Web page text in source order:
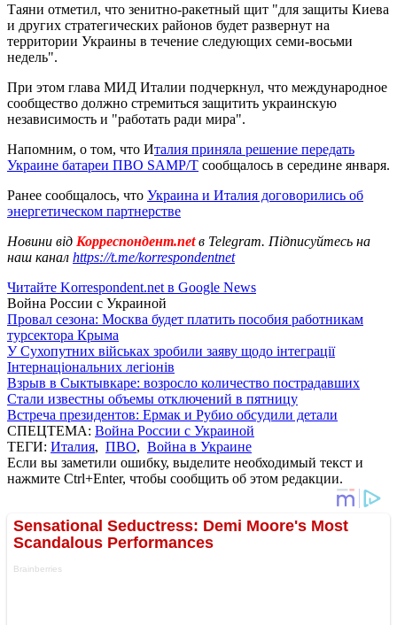
Таяни отметил, что зенитно-ракетный щит "для защиты Киева
и других стратегических районов будет развернут на
территории Украины в течение следующих семи-восьми
недель".
При этом глава МИД Италии подчеркнул, что международное
сообщество должно стремиться защитить украинскую
независимость и "работать ради мира".
Напомним, о том, что Италия приняла решение передать
Украине батареи ПВО SAMP/T сообщалось в середине января.
Ранее сообщалось, что Украина и Италия договорились об
энергетическом партнерстве
Новини від Корреспондент.netв Telegram. Підписуйтесь на
наш канал https://t.me/korrespondentnet
Читайте Korrespondent.net в Google News
Война России с Украиной
Провал сезона: Москва будет платить пособия работникам
турсектора Крыма
У Сухопутних військах зробили заяву щодо інтеграції
Інтернаціональних легіонів
Взрыв в Сыктывкаре: возросло количество пострадавших
Стали известны объемы отключений в пятницу
Встреча президентов: Ермак и Рубио обсудили детали
СПЕЦТЕМА: Война России с Украиной
ТЕГИ: Италия, ПВО, Война в Украине
Если вы заметили ошибку, выделите необходимый текст и
нажмите Ctrl+Enter, чтобы сообщить об этом редакции.